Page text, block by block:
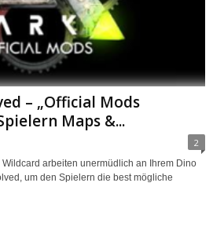
– „Official Mods
Maps &...
2
arbeiten unermüdlich an Ihrem Dino
um den Spielern die best mögliche